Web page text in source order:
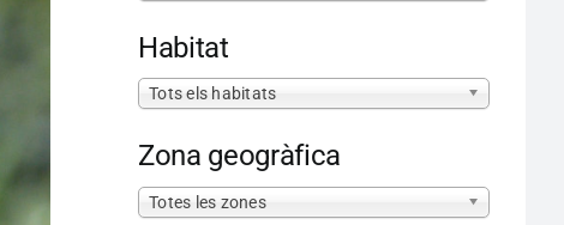
Habitat
Tots els habitats
Zona geogràfica
Totes les zones